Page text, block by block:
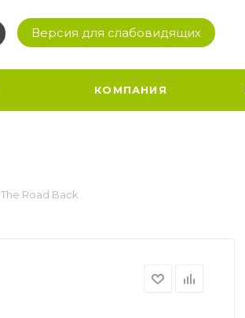
Версия для слабовидящих
КОМПАНИЯ
The Road Back